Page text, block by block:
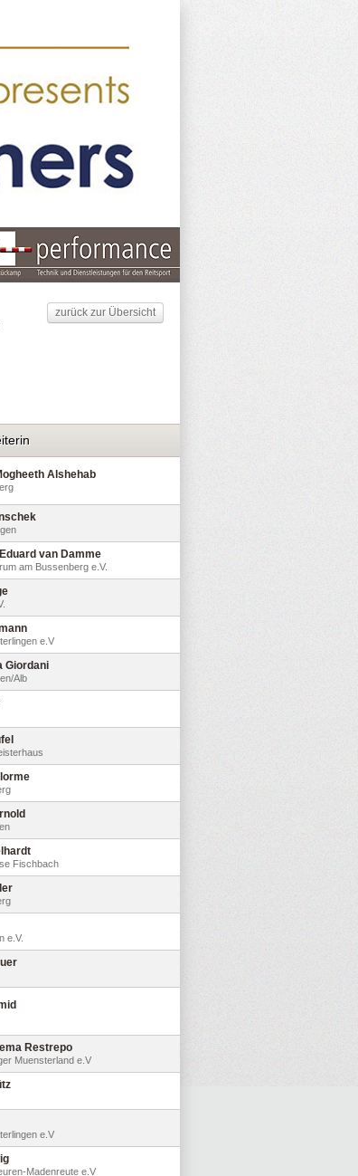
zurück zur Übersicht
Alshehab
van Damme
am Bussenberg e.V.
e.V
Giordani
Alb
Fischbach
e.V.
Restrepo
Muensterland e.V
e.V
Madenreute e.V